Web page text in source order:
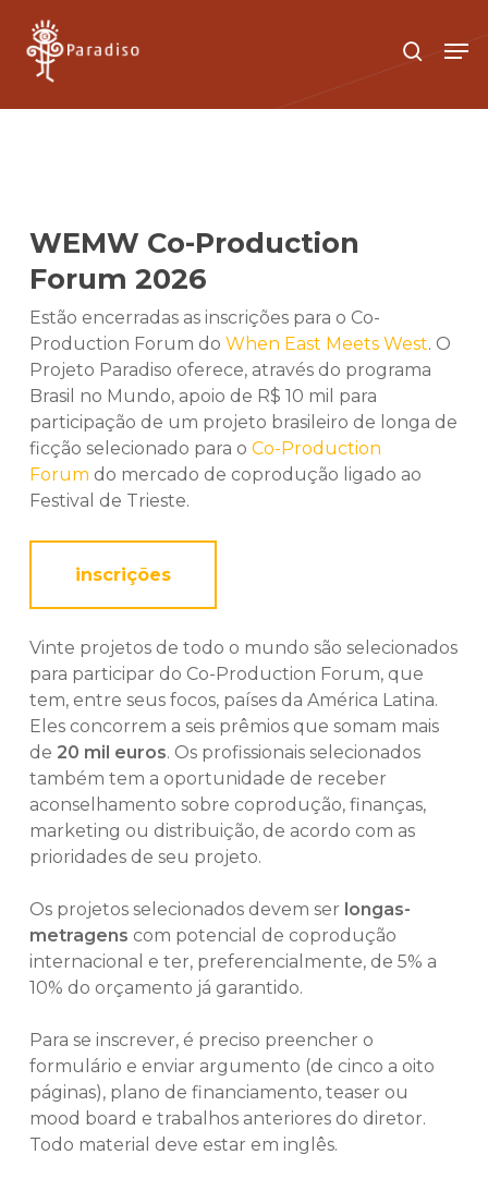
main
content
search
WEMW Co-Production
Forum 2026
Estão encerradas as inscrições para o Co-
Production Forum do When East Meets West. O
Projeto Paradiso oferece, através do programa
Brasil no Mundo, apoio de R$ 10 mil para
participação de um projeto brasileiro de longa de
ficção selecionado para o Co-Production
Forum do mercado de coprodução ligado ao
Festival de Trieste.
inscrições
Vinte projetos de todo o mundo são selecionados
para participar do Co-Production Forum, que
tem, entre seus focos, países da América Latina.
Eles concorrem a seis prêmios que somam mais
de 20 mil euros. Os profissionais selecionados
também tem a oportunidade de receber
aconselhamento sobre coprodução, finanças,
marketing ou distribuição, de acordo com as
prioridades de seu projeto.
Os projetos selecionados devem ser longas-
metragens com potencial de coprodução
internacional e ter, preferencialmente, de 5% a
10% do orçamento já garantido.
Para se inscrever, é preciso preencher o
formulário e enviar argumento (de cinco a oito
páginas), plano de financiamento, teaser ou
mood board e trabalhos anteriores do diretor.
Todo material deve estar em inglês.
Close